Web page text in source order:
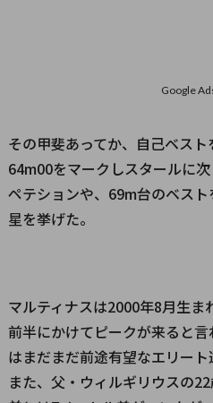
Google
その甲斐あってか、自己ベス
64m00をマークしスタールに
ペテションや、69m台のベス
星を挙げた。
マルティナスは2000年8月生
前半にかけてピークが来ると
はまだまだ前途有望なエリート
また、父・ウィルギリウスの